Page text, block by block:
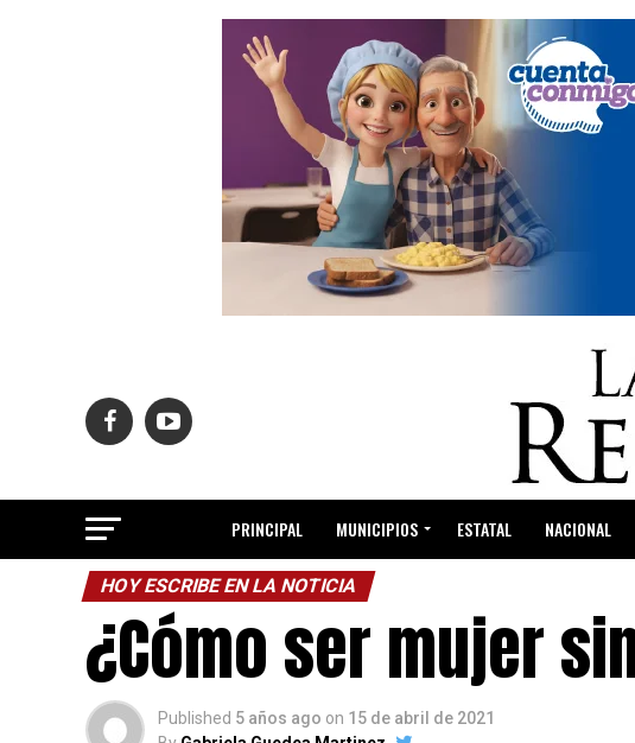
PRINCIPAL MUNICIPIOS ESTATAL NACIONAL
HOY ESCRIBE EN LA NOTICIA
¿Cómo ser mujer
Published 5 años ago on 15 de abril de 2021